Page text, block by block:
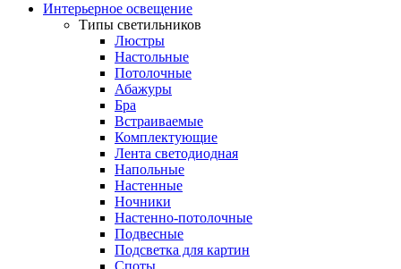
Интерьерное освещение
Типы светильников
Люстры
Настольные
Потолочные
Абажуры
Бра
Встраиваемые
Комплектующие
Лента светодиодная
Напольные
Настенные
Ночники
Настенно-потолочные
Подвесные
Подсветка для картин
Споты